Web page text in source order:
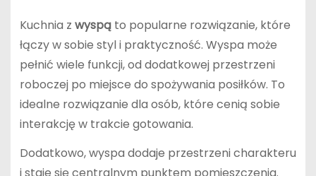
Kuchnia z wyspąto popularne rozwiązanie, które
łączy w sobie styl i praktyczność. Wyspa może
pełnić wiele funkcji, od dodatkowej przestrzeni
roboczej po miejsce do spożywania posiłków. To
idealne rozwiązanie dla osób, które cenią sobie
interakcję w trakcie gotowania.
Dodatkowo, wyspa dodaje przestrzeni charakteru